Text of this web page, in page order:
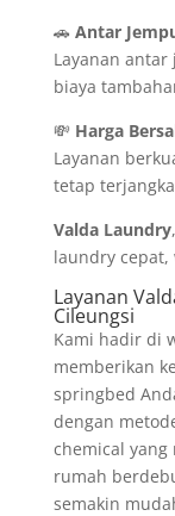
🚗 Antar
Layanan
biaya
💸 Harga
Layanan
tetap
Valda Laundry
laundry cepat,
Layanan
Cileungsi
Kami hadir di
memberikan
springbed
dengan
chemical
rumah
semakin